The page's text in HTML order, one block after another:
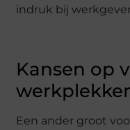
indruk bij
Kansen op
Een ander groot